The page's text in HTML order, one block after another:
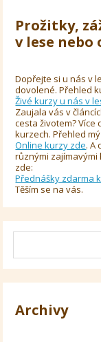
Prožitky,
v lese nebo
Dopřejte si u nás v
dovolené. Přehled
Živé kurzy u nás v
Zaujala vás v
cesta životem?
kurzech. Přehled
Online kurzy zde. A
různými
zde:
Přednášky zdarma
Těším se na vás.
Archivy